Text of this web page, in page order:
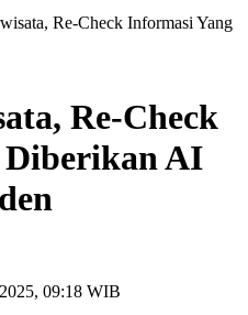
Re-Check Informasi Yang
Re-Check
Diberikan AI
09:18 WIB